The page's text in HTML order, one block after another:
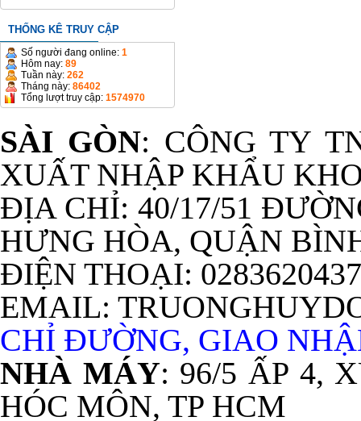
THỐNG KÊ TRUY CẬP
Số người đang online: 1
Hôm nay: 89
Tuần này: 262
Tháng này: 86402
Tổng lượt truy cập: 1574970
SÀI GÒN: CÔNG TY
XUẤT NHẬP KHẨU
ĐỊA CHỈ: 40/17/51
HƯNG HÒA, QUẬN
ĐIỆN THOẠI:
EMAIL:
CHỈ ĐƯỜNG, GIAO
NHÀ MÁY: 96/5 ẤP 4,
HÓC MÔN, TP HCM